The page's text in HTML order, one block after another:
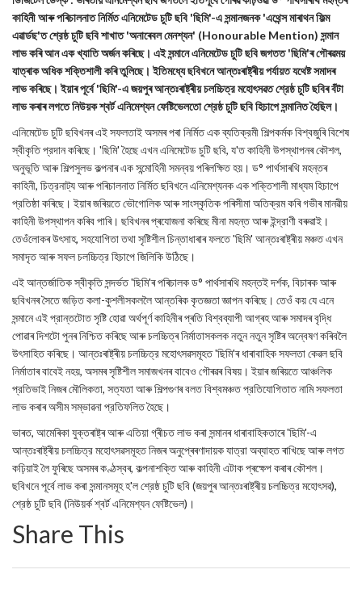
কাহিনী আৰু পৰিচালনাত নির্মিত এনিমেটেড চুটি ছবি 'ছিমি'-এ সন্মানজনক 'এথেন্স মাৰাথন ফিল্ম
এৱাৰ্ডছ'ত শ্রেষ্ঠ চুটি ছবি শাখাত 'অনাৰেবল মেনশ্যন' (Honourable Mention) সন্মান
লাভ কৰি আন এক খ্যাতি অর্জন কৰিছে। এই সন্মানে এনিমেটেড চুটি ছবি জগতত 'ছিমি'ৰ গৌৰৱময়
যাত্ৰাক অধিক শক্তিশালী কৰি তুলিছে। ইতিমধ্যে ছবিখনে আন্তঃৰাষ্ট্ৰীয় পৰ্যায়ত যথেষ্ট সমাদৰ
লাভ কৰিছে। ইয়াৰ পূৰ্বে 'ছিমি'-এ জয়পুৰ আন্তঃৰাষ্ট্ৰীয় চলচ্চিত্র মহোৎসৱত শ্রেষ্ঠ চুটি ছবিৰ বঁটা
লাভ কৰাৰ লগতে নিউয়ক শ্বৰ্ট এনিমেশ্যন ফেষ্টিভেলতো শ্রেষ্ঠ চুটি ছবি হিচাপে সন্মানিত হৈছিল।
এনিমেটেড চুটি ছবিখনৰ এই সফলতাই অসমৰ পৰা নিৰ্মিত এক ব্যতিক্রমী শিল্পকর্মক বিশ্বজুৰি বিশেষ
স্বীকৃতি প্রদান কৰিছে। 'ছিমি' হৈছে এখন এনিমেটেড চুটি ছবি, য'ত কাহিনী উপস্থাপনৰ কৌশল,
অনুভূতি আৰু শিল্পসুলভ কল্পনাৰ এক সন্মোহিনী সমন্বয় পৰিলক্ষিত হয়। ড° পাৰ্থসাৰথি মহন্তৰ
কাহিনী, চিত্রনাট্য আৰু পৰিচালনাত নির্মিত ছবিখনে এনিমেশ্যনক এক শক্তিশালী মাধ্যম হিচাপে
প্রতিষ্ঠা কৰিছে। ইয়াৰ জৰিয়তে ভৌগোলিক আৰু সাংস্কৃতিক পৰিসীমা অতিক্রম কৰি গভীৰ মানৱীয়
কাহিনী উপস্থাপন কৰিব পাৰি। ছবিখনৰ প্ৰযোজনা কৰিছে মীনা মহন্ত আৰু ইন্দ্রাণী বৰুৱাই।
তেওঁলোকৰ উৎসাহ, সহযোগিতা তথা সৃষ্টিশীল চিন্তাধাৰাৰ ফলতে 'ছিমি' আন্তঃৰাষ্ট্ৰীয় মঞ্চত এখন
সমাদৃত আৰু সফল চলচ্চিত্র হিচাপে জিলিকি উঠিছে।
এই আন্তর্জাতিক স্বীকৃতি সন্দৰ্ভত 'ছিমি'ৰ পৰিচালক ড° পাৰ্থসাৰথি মহন্তই দর্শক, বিচাৰক আৰু
ছবিখনৰ সৈতে জড়িত কলা-কুশলীসকললৈ আন্তৰিক কৃতজ্ঞতা জ্ঞাপন কৰিছে। তেওঁ কয় যে এনে
সন্মানে এই প্রান্তটোত সৃষ্টি হোৱা অৰ্থপূর্ণ কাহিনীৰ প্ৰতি বিশ্বব্যাপী আগ্ৰহ আৰু সমাদৰ বৃদ্ধি
পোৱাৰ দিশটো পুনৰ নিশ্চিত কৰিছে আৰু চলচ্চিত্ৰ নির্মাতাসকলক নতুন নতুন সৃষ্টিৰ অন্বেষণ কৰিবলৈ
উৎসাহিত কৰিছে। আন্তঃৰাষ্ট্ৰীয় চলচ্চিত্র মহোৎসৱসমূহত 'ছিমি'ৰ ধাৰাবাহিক সফলতা কেৱল ছবি
নির্মাতাৰ বাবেই নহয়, অসমৰ সৃষ্টিশীল সমাজখনৰ বাবেও গৌৰৱৰ বিষয়। ইয়াৰ জৰিয়তে আঞ্চলিক
প্রতিভাই নিজৰ মৌলিকতা, সত্যতা আৰু শিল্পগুণৰ বলত বিশ্বমঞ্চত প্রতিযোগিতাত নামি সফলতা
লাভ কৰাৰ অসীম সম্ভাৱনা প্রতিফলিত হৈছে।
ভাৰত, আমেৰিকা যুক্তৰাষ্ট্ৰ আৰু এতিয়া গ্ৰীচত লাভ কৰা সন্মানৰ ধাৰাবাহিকতাৰে 'ছিমি'-এ
আন্তঃৰাষ্ট্ৰীয় চলচ্চিত্র মহোৎসৱসমূহত নিজৰ অনুপ্ৰেৰণাদায়ক যাত্রা অব্যাহত ৰাখিছে আৰু লগত
কঢ়িয়াই লৈ ফুৰিছে অসমৰ কণ্ঠস্বৰ, কল্পনাশক্তি আৰু কাহিনী এটাক প্ৰক্ষেপ কৰাৰ কৌশল।
ছবিখনে পূৰ্বে লাভ কৰা সন্মানসমূহ হ'ল শ্রেষ্ঠ চুটি ছবি (জয়পুৰ আন্তঃৰাষ্ট্ৰীয় চলচ্চিত্র মহোৎসৱ),
শ্রেষ্ঠ চুটি ছবি (নিউয়র্ক শ্বর্ট এনিমেশ্যন ফেষ্টিভেল)।
Share This